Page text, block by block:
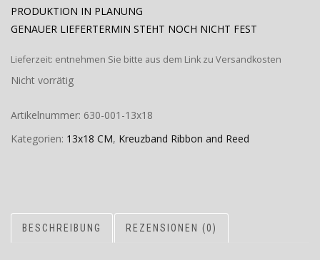
PRODUKTION IN PLANUNG
GENAUER LIEFERTERMIN STEHT NOCH NICHT FEST
Lieferzeit: entnehmen Sie bitte aus dem Link zu Versandkosten
Nicht vorrätig
Artikelnummer: 630-001-13x18
Kategorien: 13x18 CM, Kreuzband Ribbon and Reed
BESCHREIBUNG REZENSIONEN (0)